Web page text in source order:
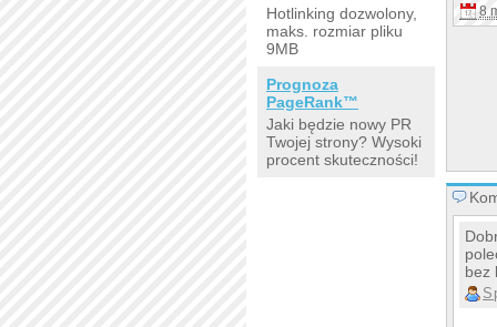
8
bez
Hotlinking dozwolony,
maks. rozmiar pliku
9MB
Prognoza
PageRank™
Jaki będzie nowy PR
Twojej strony? Wysoki
procent skuteczności!